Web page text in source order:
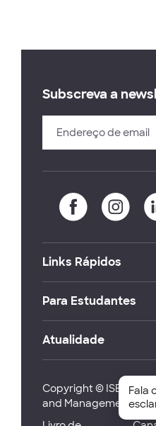
Subscreva a
Links Rápidos
Para Estudantes
Atualidade
Copyright © ISEG
and Management
Fala